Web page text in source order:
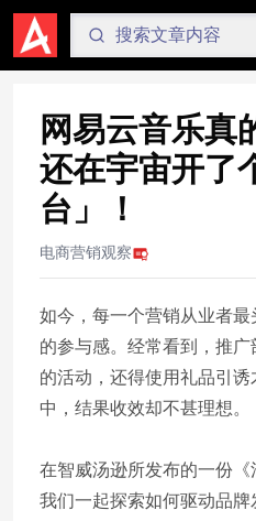
网易云音乐真
还在宇宙开了
台」！
电商营销观察
如今，每一个营销从业者
的参与感。经常看到，推
的活动，还得使用礼品引
中，结果收效却不甚理想。
在智威汤逊所发布的一份《
我们一起探索如何驱动品